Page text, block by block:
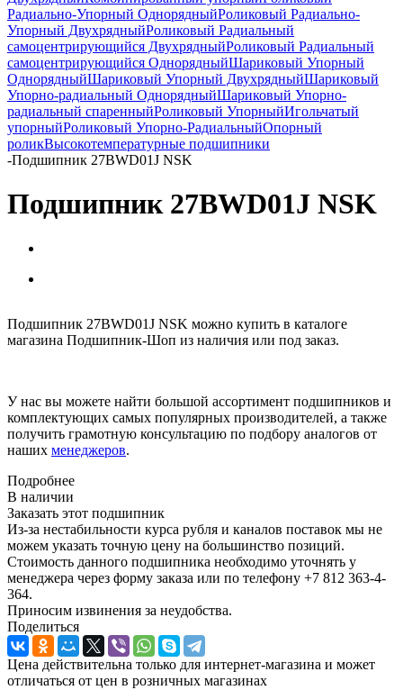
Радиально-Упорный ОднорядныйРоликовый Радиально-
Упорный ДвухрядныйРоликовый Радиальный
самоцентрирующийся ДвухрядныйРоликовый Радиальный
самоцентрирующийся ОднорядныйШариковый Упорный
ОднорядныйШариковый Упорный ДвухрядныйШариковый
Упорно-радиальный ОднорядныйШариковый Упорно-
радиальный спаренныйРоликовый УпорныйИгольчатый
упорныйРоликовый Упорно-РадиальныйОпорный
роликВысокотемпературные подшипники
-Подшипник 27BWD01J NSK
Подшипник 27BWD01J NSK
Подшипник 27BWD01J NSK можно купить в каталоге
магазина Подшипник-Шоп из наличия или под заказ.
У нас вы можете найти большой ассортимент подшипников и
комплектующих самых популярных производителей, а также
получить грамотную консультацию по подбору аналогов от
наших менеджеров.
Подробнее
В наличии
Заказать этот подшипник
Из-за нестабильности курса рубля и каналов поставок мы не
можем указать точную цену на большинство позиций.
Стоимость данного подшипника необходимо уточнять у
менеджера через форму заказа или по телефону +7 812 363-4-
364.
Приносим извинения за неудобства.
Поделиться
Цена действительна только для интернет-магазина и может
отличаться от цен в розничных магазинах